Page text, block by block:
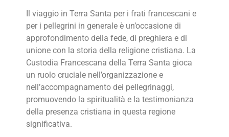
Il viaggio in Terra Santa per i frati francescani e
per i pellegrini in generale è un’occasione di
approfondimento della fede, di preghiera e di
unione con la storia della religione cristiana. La
Custodia Francescana della Terra Santa gioca
un ruolo cruciale nell’organizzazione e
nell’accompagnamento dei pellegrinaggi,
promuovendo la spiritualità e la testimonianza
della presenza cristiana in questa regione
significativa.